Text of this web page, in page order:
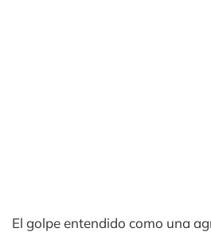
El golpe entendido como una